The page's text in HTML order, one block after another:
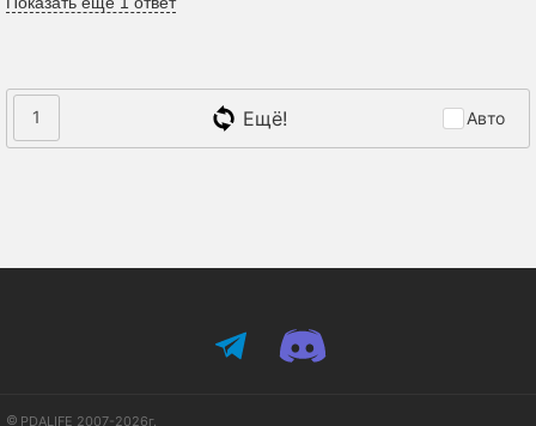
1 Ещё! Авто
PDALIFE 2007-2026г.